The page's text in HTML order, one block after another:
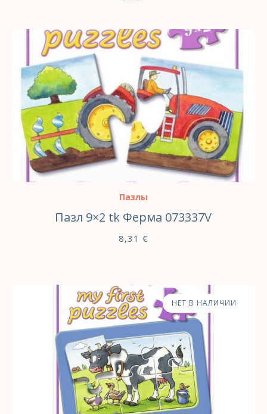
В КОРЗИНУ
Пазлы
Пазл 9×2 tk Ферма 073337V
8,31 €
НЕТ В НАЛИЧИИ